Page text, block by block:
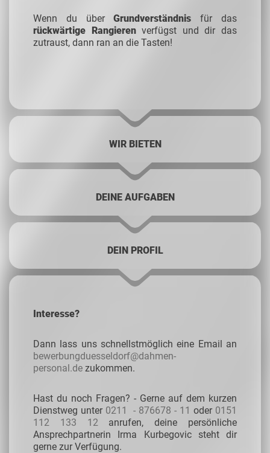
Wenn du überGrundverständnisfür das
rückwärtige Rangierenverfügst und dir das
zutraust, dann ran an die Tasten!
WIR BIETEN
DEINE AUFGABEN
DEIN PROFIL
Interesse?
Dann lass uns schnellstmöglich eine Email an
bewerbungduesseldorf@dahmen-
personal.de zukommen.
Hast du noch Fragen? - Gerne auf dem kurzen
Dienstweg unter 0211 - 876678 - 11 oder 0151
112 133 12anrufen, deine persönliche
Ansprechpartnerin Irma Kurbegovic steht dir
gerne zur Verfügung.